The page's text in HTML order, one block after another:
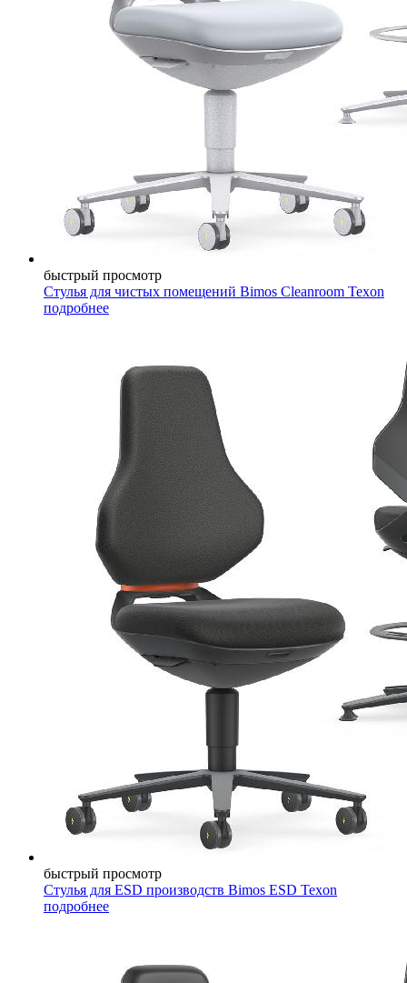
быстрый просмотр
Стулья для чистых помещений Bimos Cleanroom Texon
подробнее
быстрый просмотр
Стулья для ESD производств Bimos ESD Texon
подробнее